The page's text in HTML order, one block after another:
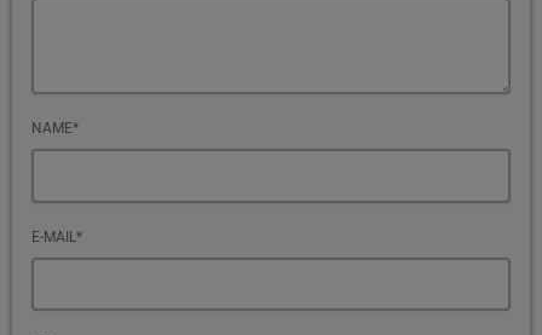
NAME*
E-MAIL*